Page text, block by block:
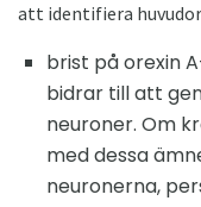
att identifiera
brist på orexin
bidrar till att
neuroner. Om
med dessa
neuronerna,